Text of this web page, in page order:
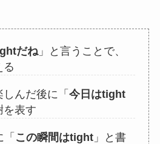
だね」と言うことで、
る
んだ後に「 今日はtight
を表す
この瞬間はtight」と書